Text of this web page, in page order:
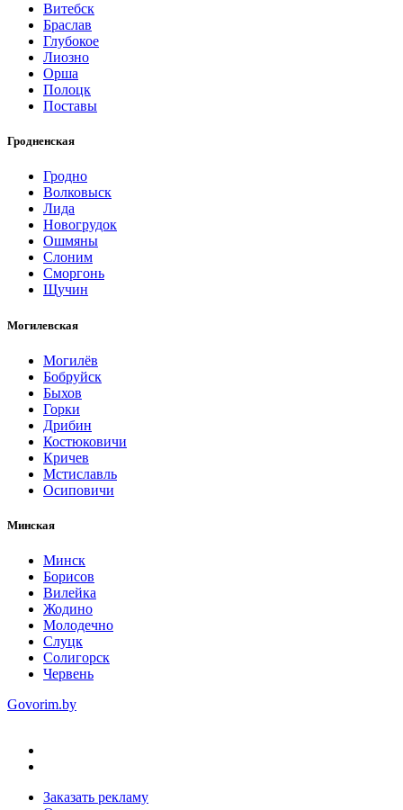
Витебск
Браслав
Глубокое
Лиозно
Орша
Полоцк
Поставы
Гродненская
Гродно
Волковыск
Лида
Новогрудок
Ошмяны
Слоним
Сморгонь
Щучин
Могилевская
Могилёв
Бобруйск
Быхов
Горки
Дрибин
Костюковичи
Кричев
Мстиславль
Осиповичи
Минская
Минск
Борисов
Вилейка
Жодино
Молодечно
Слуцк
Солигорск
Червень
Govorim.by
Заказать рекламу